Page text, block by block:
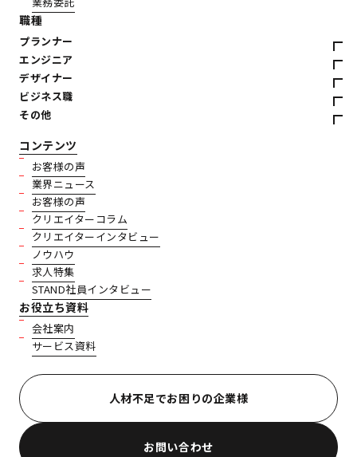
職種
プランナー
エンジニア
デザイナー
ビジネス職
その他
コンテンツ
お客様の声
業界ニュース
お客様の声
クリエイターコラム
クリエイターインタビュー
ノウハウ
求人特集
STAND社員インタビュー
お役立ち資料
会社案内
サービス資料
人材不足でお困りの企業様
お問い合わせ